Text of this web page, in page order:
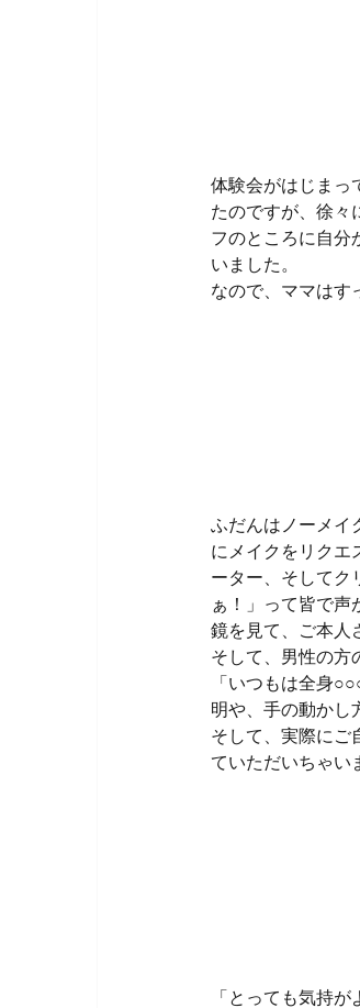
体験会がはじまっ
たのですが、徐々
フのところに自分
いました。
なので、ママはす
ふだんはノーメイ
にメイクをリクエ
ーター、そしてク
ぁ！」って皆で声
鏡を見て、ご本人
そして、男性の方
「いつもは全身
明や、手の動かし
そして、実際にご
ていただいちゃい
「とっても気持